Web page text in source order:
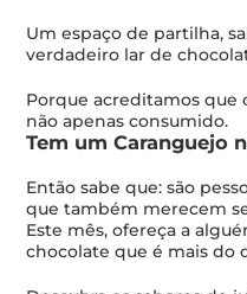
Um espaço de partilha,
verdadeiro lar de
Porque acreditamos que
não apenas consumido.
Tem um Caranguejo
Então sabe que: são
que também merecem
Este mês, ofereça a
chocolate que é mais do